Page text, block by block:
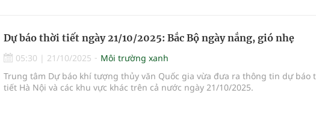
Dự báo thời tiết ngày 21/10/2025: Bắc Bộ ngày nắng, gió nhẹ
05:30 | 21/10/2025
Môi trường xanh
Trung tâm Dự báo khí tượng thủy văn Quốc gia vừa đưa ra thông tin dự báo
tiết Hà Nội và các khu vực khác trên cả nước ngày 21/10/2025.